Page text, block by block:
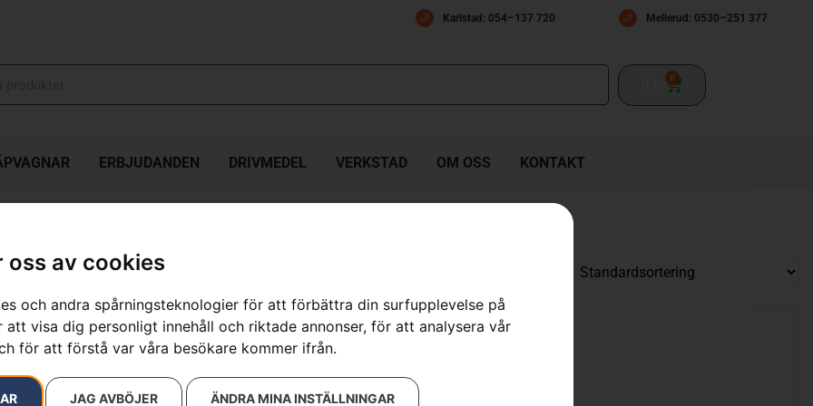
oss av cookies
och andra spårningsteknologier för att förbättra din surfupplevelse på
visa dig personligt innehåll och riktade annonser, för att analysera vår
för att förstå var våra besökare kommer ifrån.
JAG AVBÖJER ÄNDRA MINA INSTÄLLNINGAR
Karlstad: 054–137 720 Mellerud: 0530–251 377
kr 0
ERBJUDANDEN DRIVMEDEL VERKSTAD OM OSS KONTAKT
resultat